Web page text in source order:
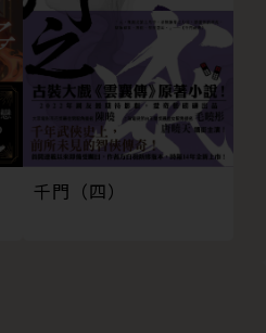
玲
文
信仰的信徒│Yuri
嘉茜
心
千門（四）